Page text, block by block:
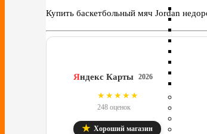
Купить баскетбольный мяч Jordan
Яндекс Карты 2026
★★★★★
248 оценок
★ Хороший магазин